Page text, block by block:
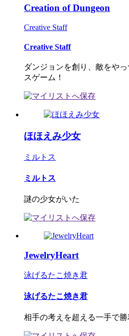
Creation of Dungeon
Creative Staff
Creative Staff
ダンジョンを創り、敵をや
スゲーム！
ほほえみ少女
ミルトス
ミルトス
謎の少女がいた
JewelryHeart
泳げるたこ焼き君
泳げるたこ焼き君
相手の考えを超える一手で勝